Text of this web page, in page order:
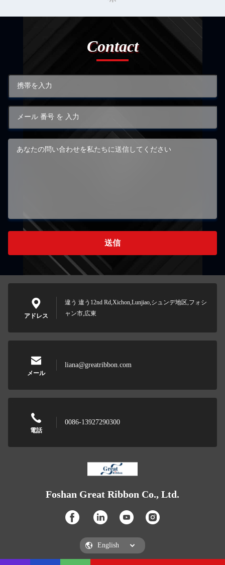
Contact
送信
アドレス
違う 違う12nd Rd,Xichon,Lunjiao,シュンデ地区,フォシ
ャン市,広東
メール
liana@greatribbon.com
電話
0086-13927290300
Foshan Great Ribbon Co., Ltd.